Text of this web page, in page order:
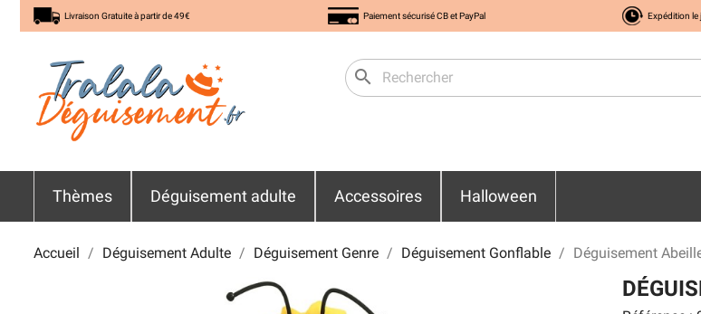
Livraison Gratuite à partir de 49€ Paiement sécurisé CB et PayPal Expédition
search
Thèmes Déguisement adulte Accessoires Halloween
Accueil Déguisement Adulte Déguisement Genre Déguisement Gonflable Déguisement